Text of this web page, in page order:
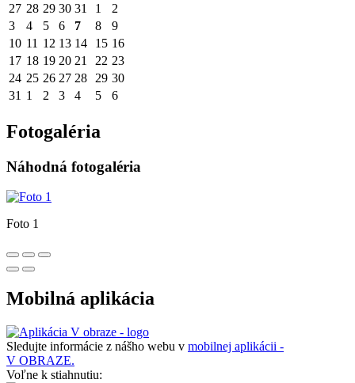
27 28 29 30 31 1
2
3
4 5 6 7 8
9
10 11 12 13 14 15 16
17 18 19 20 21 22 23
24 25 26 27 28 29 30
31 1 2 3 4 5 6
Fotogaléria
Náhodná fotogaléria
Foto 1
Mobilná aplikácia
Sledujte informácie z nášho webu v mobilnej aplikácii -
V OBRAZE.
Voľne k stiahnutiu: